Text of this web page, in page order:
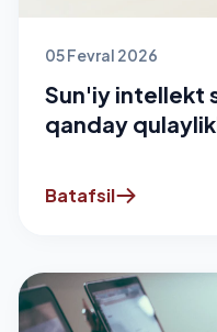
05 Fevral 2026
Sun'iy intellekt
qanday
Batafsil